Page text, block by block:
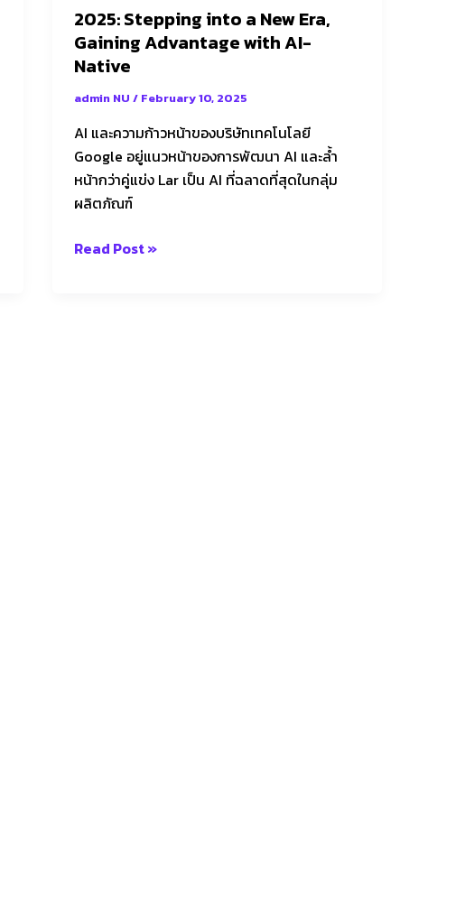
2025: Stepping into a New Era,
Gaining Advantage with AI-
Native
admin NU / February 10, 2025
AI และความก้าวหน้าของบริษัทเทคโนโลยี
Google อยู่แนวหน้าของการพัฒนา AI และล้ำ
หน้ากว่าคู่แข่ง Lar เป็น AI ที่ฉลาดที่สุดในกลุ่ม
ผลิตภัณฑ์
Read Post »